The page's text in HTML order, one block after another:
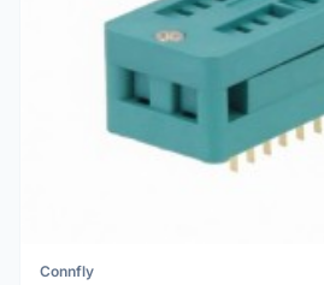
Connfly